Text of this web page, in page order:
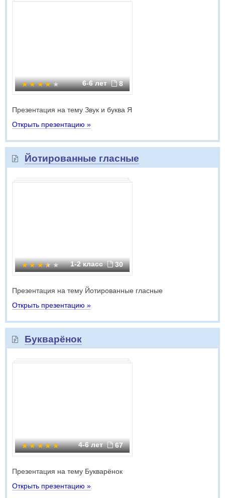
6-6 лет 8
Презентация на тему Звук и буква Я
Открыть презентацию »
Йотированные гласные
1-2 класс 30
Презентация на тему Йотированные гласные
Открыть презентацию »
Букварёнок
4-6 лет 67
Презентация на тему Букварёнок
Открыть презентацию »